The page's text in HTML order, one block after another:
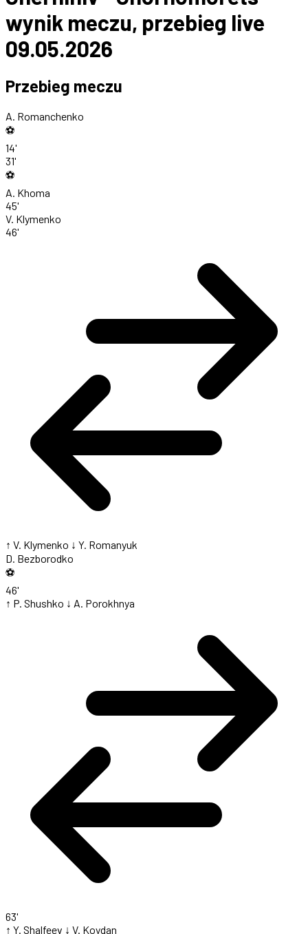
wynik meczu, przebieg live
09.05.2026
Przebieg meczu
A. Romanchenko
⚽
14'
31'
⚽
A. Khoma
45'
V. Klymenko
46'
↑ V. Klymenko ↓ Y. Romanyuk
D. Bezborodko
⚽
46'
↑ P. Shushko ↓ A. Porokhnya
63'
↑ Y. Shalfeev ↓ V. Koydan